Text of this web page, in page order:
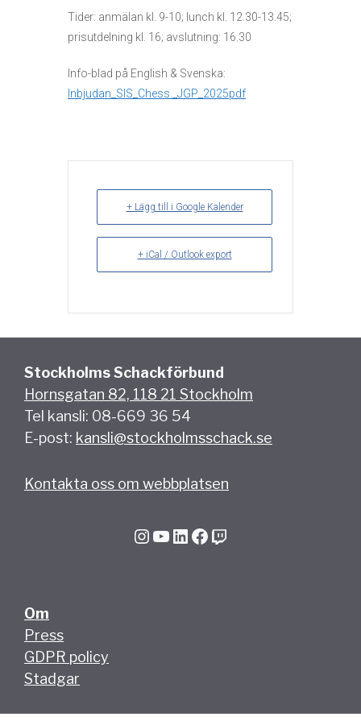
Tider: anmälan kl. 9-10; lunch kl. 12.30-13.45;
prisutdelning kl. 16; avslutning: 16.30
Info-blad på English & Svenska:
Inbjudan_SIS_Chess._JGP_2025pdf
+ Lägg till i Google Kalender
+ iCal / Outlook export
Stockholms Schackförbund
Hornsgatan 82, 118 21 Stockholm
Tel kansli: 08-669 36 54
E-post: kansli@stockholmsschack.se
Kontakta oss om webbplatsen
InstagramYouTube LinkedIn Facebook Twitch
Om
Press
GDPR policy
Stadgar